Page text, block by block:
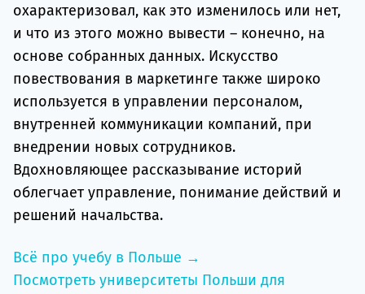
охарактеризовал, как это изменилось или нет,
и что из этого можно вывести – конечно, на
основе собранных данных. Искусство
повествования в маркетинге также широко
используется в управлении персоналом,
внутренней коммуникации компаний, при
внедрении новых сотрудников.
Вдохновляющее рассказывание историй
облегчает управление, понимание действий и
решений начальства.
Всё про учебу в Польше →
Посмотреть университеты Польши для